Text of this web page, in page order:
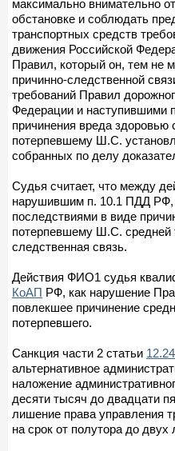
максимально внимательно
обстановке и соблюдать
транспортных средств
движения Российской
Правил, который он, тем не
причинно-следственной
требований Правил
Федерации и наступившими
причинения вреда здоровью
потерпевшему Ш.С.
собранных по делу
Судья считает, что между
нарушившим п. 10.1 ПДД РФ,
последствиями в виде
потерпевшему Ш.С. средней
следственная связь.
Действия ФИО1 судья
КоАП РФ, как нарушение
повлекшее причинение
потерпевшего.
Санкция части 2 статьи
альтернативное
наложение
десяти тысяч до двадцати
лишение права управления
на срок от полутора до двух